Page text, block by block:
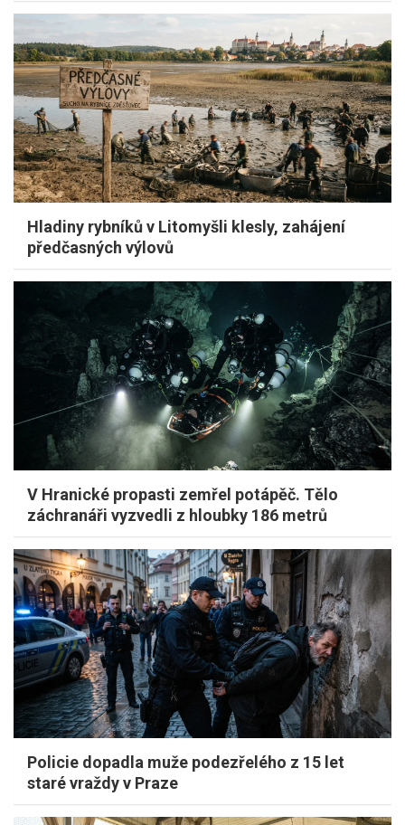
Hladiny rybníků v Litomyšli klesly, zahájení
předčasných výlovů
V Hranické propasti zemřel potápěč. Tělo
záchranáři vyzvedli z hloubky 186 metrů
Policie dopadla muže podezřelého z 15 let
staré vraždy v Praze